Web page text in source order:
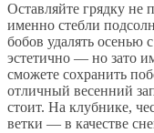
Оставляйте грядку
именно стебли
бобов удалять осенью
эстетично — но зато
сможете сохранить
отличный весенний
стоит. На клубнике,
ветки — в качестве